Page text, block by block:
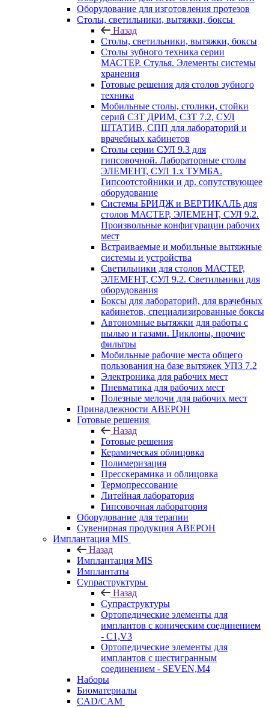
Оборудование для изготовления протезов
Cтолы, светильники, вытяжки, боксы
Назад
Cтолы, светильники, вытяжки, боксы
Столы зубного техника серии
МАСТЕР. Стулья. Элементы системы
хранения
Готовые решения для столов зубного
техника
Мобильные столы, столики, стойки
серий СЗТ ДРИМ, СЗТ 7.2, СУЛ
ШТАТИВ, СПП для лабораторий и
врачебных кабинетов
Столы серии СУЛ 9.3 для
гипсовочной. Лабораторные столы
ЭЛЕМЕНТ, СУЛ 1.х ТУМБА.
Гипсоотстойники и др. сопутствующее
оборудование
Системы БРИДЖ и ВЕРТИКАЛЬ для
столов МАСТЕР, ЭЛЕМЕНТ, СУЛ 9.2.
Произвольные конфигурации рабочих
мест
Встраиваемые и мобильные вытяжные
системы и устройства
Светильники для столов МАСТЕР,
ЭЛЕМЕНТ, СУЛ 9.2. Светильники для
оборудования
Боксы для лабораторий, для врачебных
кабинетов, специализированные боксы
Автономные вытяжки для работы с
пылью и газами. Циклоны, прочие
фильтры
Мобильные рабочие места общего
пользования на базе вытяжек УПЗ 7.2
Электроника для рабочих мест
Пневматика для рабочих мест
Полезные мелочи для рабочих мест
Принадлежности АВЕРОН
Готовые решения
Назад
Готовые решения
Керамическая облицовка
Полимеризация
Пресскерамика и облицовка
Термопрессование
Литейная лаборатория
Гипсовочная лаборатория
Оборудование для терапии
Сувенирная продукция АВЕРОН
Имплантация MIS
Назад
Имплантация MIS
Имплантаты
Супраструктуры
Назад
Супраструктуры
Ортопедические элементы для
имплантов с коническим соединением
- C1,V3
Ортопедические элементы для
имплантов с шестигранным
соединением - SEVEN,M4
Наборы
Биоматериалы
CAD/CAM